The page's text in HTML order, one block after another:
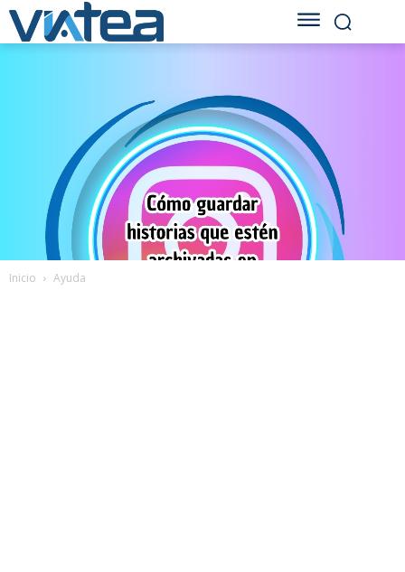
Inicio Ayuda